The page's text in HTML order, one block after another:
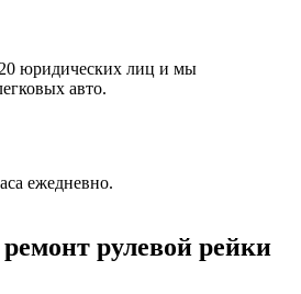
юридических лиц и мы
авто.
ежедневно.
ремонт рулевой рейки